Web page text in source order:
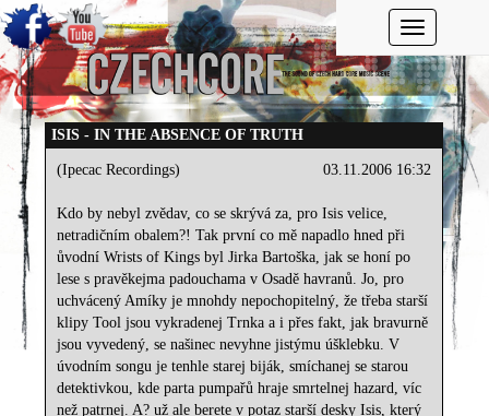
Toggle
ISIS - IN THE ABSENCE OF TRUTH
03.11.2006 16:32
(Ipecac Recordings)
Kdo by nebyl zvědav, co se skrývá za, pro Isis velice,
netradičním obalem?! Tak první co mě napadlo hned při
ůvodní Wrists of Kings byl Jirka Bartoška, jak se honí po
lese s pravěkejma padouchama v Osadě havranů. Jo, pro
uchvácený Amíky je mnohdy nepochopitelný, že třeba starší
klipy Tool jsou vykradenej Trnka a i přes fakt, jak bravurně
jsou vyvedený, se našinec nevyhne jistýmu úšklebku. V
úvodním songu je tenhle starej biják, smíchanej se starou
detektivkou, kde parta pumpařů hraje smrtelnej hazard, víc
než patrnej. A? už ale berete v potaz starší desky Isis, který